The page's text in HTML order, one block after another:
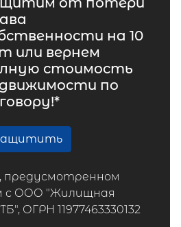
на 10
или вернем
стоимость
по
предусмотренном
с ООО "Жилищная
ОГРН 11977463330132